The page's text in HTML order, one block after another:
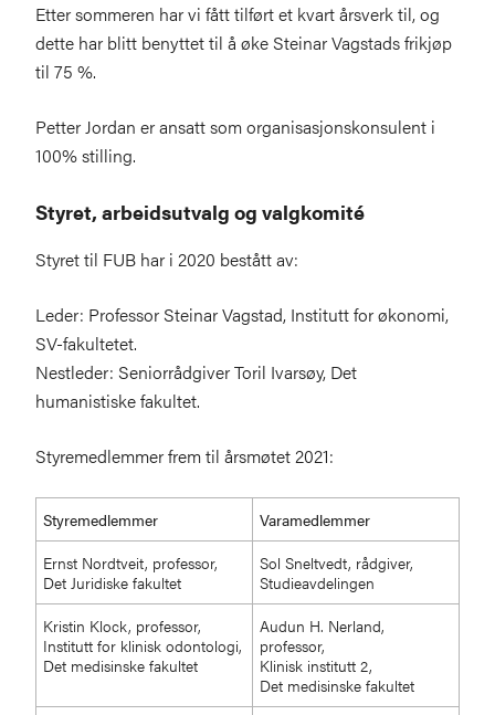
Etter sommeren har vi fått tilført et kvart årsverk til, og
dette har blitt benyttet til å øke Steinar Vagstads frikjøp
til 75 %.
Petter Jordan er ansatt som organisasjonskonsulent i
100% stilling.
Styret, arbeidsutvalg og valgkomité
Styret til FUB har i 2020 bestått av:
Leder: Professor Steinar Vagstad, Institutt for økonomi,
SV-fakultetet.
Nestleder: Seniorrådgiver Toril Ivarsøy, Det
humanistiske fakultet.
Styremedlemmer frem til årsmøtet 2021:
Styremedlemmer
Varamedlemmer
Ernst Nordtveit, professor,
Det Juridiske fakultet
Sol Sneltvedt, rådgiver,
Studieavdelingen
Kristin Klock, professor,
Institutt for klinisk odontologi,
Det medisinske fakultet
Audun H. Nerland,
professor,
Klinisk institutt 2,
Det medisinske fakultet